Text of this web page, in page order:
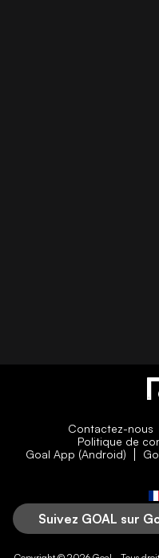
Contactez-nous
Politique de
Goal App (Android)
Suivez GOAL sur